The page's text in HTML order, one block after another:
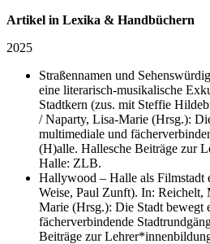
Artikel in Lexika & Handbüchern
2025
Straßennamen und
eine literarisch-musikalische
Stadtkern (zus. mit Steffie
/ Naparty, Lisa-Marie (Hrsg.):
multimediale und
(H)alle. Hallesche Beiträge zur
Halle: ZLB.
Hallywood – Halle als Filmstadt
Weise, Paul Zunft). In: Reichelt,
Marie (Hrsg.): Die Stadt bewegt
fächerverbindende
Beiträge zur